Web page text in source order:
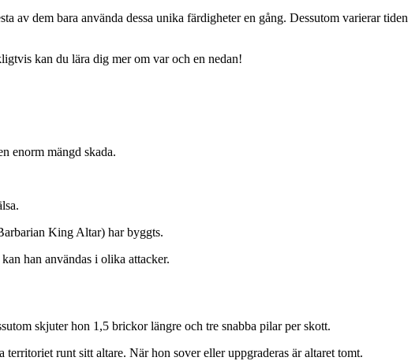
av dem bara använda dessa unika färdigheter en gång. Dessutom varierar tiden
kan du lära dig mer om var och en nedan!
enorm mängd skada.
King Altar) har byggts.
han användas i olika attacker.
skjuter hon 1,5 brickor längre och tre snabba pilar per skott.
territoriet runt sitt altare. När hon sover eller uppgraderas är altaret tomt.